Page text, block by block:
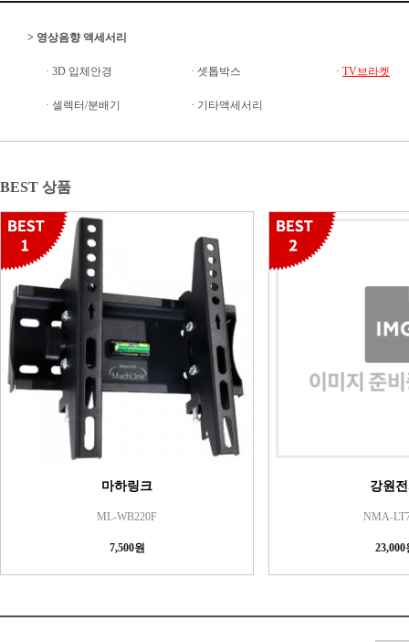
> 영상음향 액세서리
· 3D 입체안경 · 셋톱박스 · TV브라켓
· 셀렉터/분배기 · 기타액세서리
BEST 상품
마하링크
ML-WB220F
7,500원
강원
NMA-
23,000